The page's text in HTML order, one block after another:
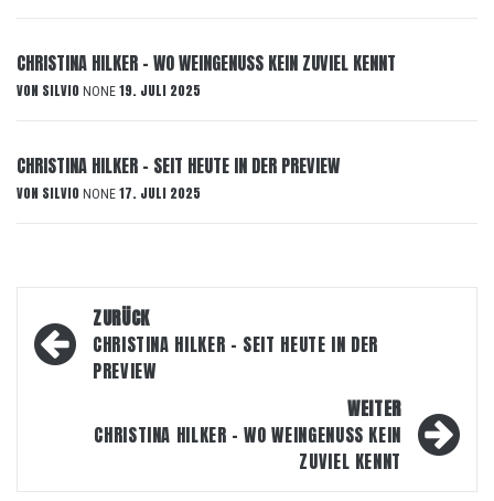
CHRISTINA HILKER – WO WEINGENUSS KEIN ZUVIEL KENNT
VON SILVIO NONE 19. JULI 2025
CHRISTINA HILKER – SEIT HEUTE IN DER PREVIEW
VON SILVIO NONE 17. JULI 2025
Beitragsnavigation
ZURÜCK
CHRISTINA HILKER – SEIT HEUTE IN DER
PREVIEW
WEITER
CHRISTINA HILKER – WO WEINGENUSS KEIN
ZUVIEL KENNT